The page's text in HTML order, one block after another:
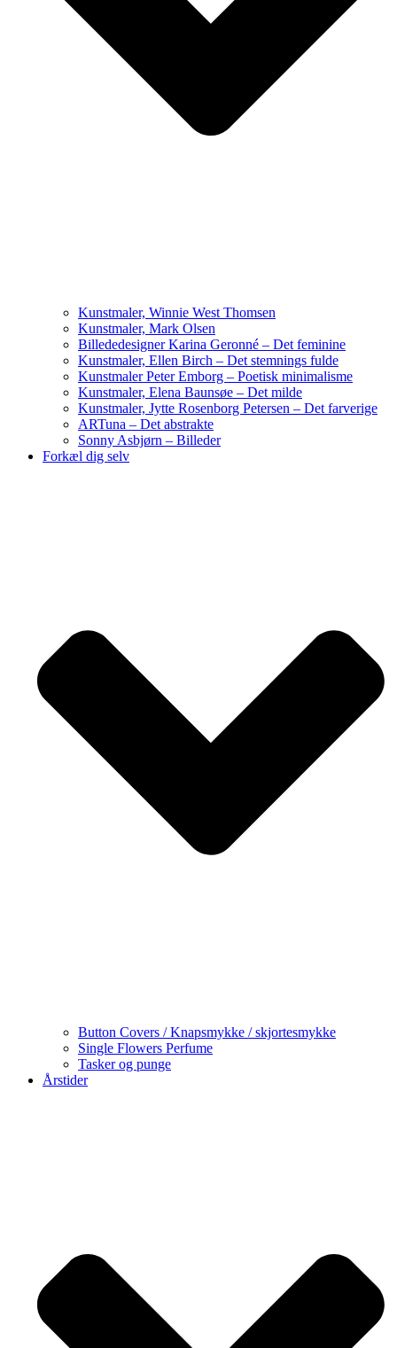
Kunstmaler, Winnie West Thomsen
Kunstmaler, Mark Olsen
Billededesigner Karina Geronné – Det feminine
Kunstmaler, Ellen Birch – Det stemnings fulde
Kunstmaler Peter Emborg – Poetisk minimalisme
Kunstmaler, Elena Baunsøe – Det milde
Kunstmaler, Jytte Rosenborg Petersen – Det farverige
ARTuna – Det abstrakte
Sonny Asbjørn – Billeder
Forkæl dig selv
Button Covers / Knapsmykke / skjortesmykke
Single Flowers Perfume
Tasker og punge
Årstider